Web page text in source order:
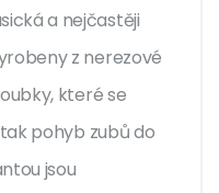
a nejčastěji
z nerezové
které se
pohyb zubů do
jsou